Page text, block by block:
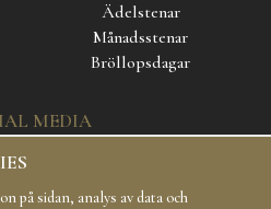
Ädelstenar
Månadsstenar
Bröllopsdagar
MEDIA
på sidan, analys av data och